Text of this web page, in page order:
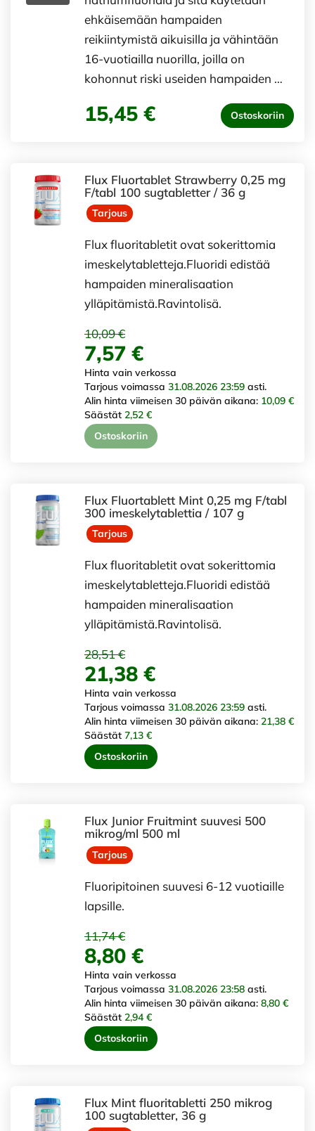
ehkäisemään hampaiden
reikiintymistä aikuisilla ja vähintään
16-vuotiailla nuorilla, joilla on
kohonnut riski useiden hampaiden …
15,45 € Ostoskoriin
Flux Fluortablet Strawberry 0,25 mg
F/tabl 100 sugtabletter / 36 g
Tarjous
Flux fluoritabletit ovat sokerittomia
imeskelytabletteja.Fluoridi edistää
hampaiden mineralisaation
ylläpitämistä.Ravintolisä.
10,09 €
7,57 €
Hinta vain verkossa
Tarjous voimassa 31.08.2026 23:59 asti.
Alin hinta viimeisen 30 päivän aikana: 10,09 €
Säästät 2,52 €
Ostoskoriin
Flux Fluortablett Mint 0,25 mg F/tabl
300 imeskelytablettia / 107 g
Tarjous
Flux fluoritabletit ovat sokerittomia
imeskelytabletteja.Fluoridi edistää
hampaiden mineralisaation
ylläpitämistä.Ravintolisä.
28,51 €
21,38 €
Hinta vain verkossa
Tarjous voimassa 31.08.2026 23:59 asti.
Alin hinta viimeisen 30 päivän aikana: 21,38 €
Säästät 7,13 €
Ostoskoriin
Flux Junior Fruitmint suuvesi 500
mikrog/ml 500 ml
Tarjous
Fluoripitoinen suuvesi 6-12 vuotiaille
lapsille.
11,74 €
8,80 €
Hinta vain verkossa
Tarjous voimassa 31.08.2026 23:58 asti.
Alin hinta viimeisen 30 päivän aikana: 8,80 €
Säästät 2,94 €
Ostoskoriin
Flux Mint fluoritabletti 250 mikrog
100 sugtabletter, 36 g